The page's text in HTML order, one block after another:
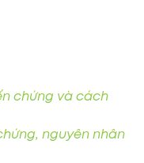
chứng và cách
nguyên nhân